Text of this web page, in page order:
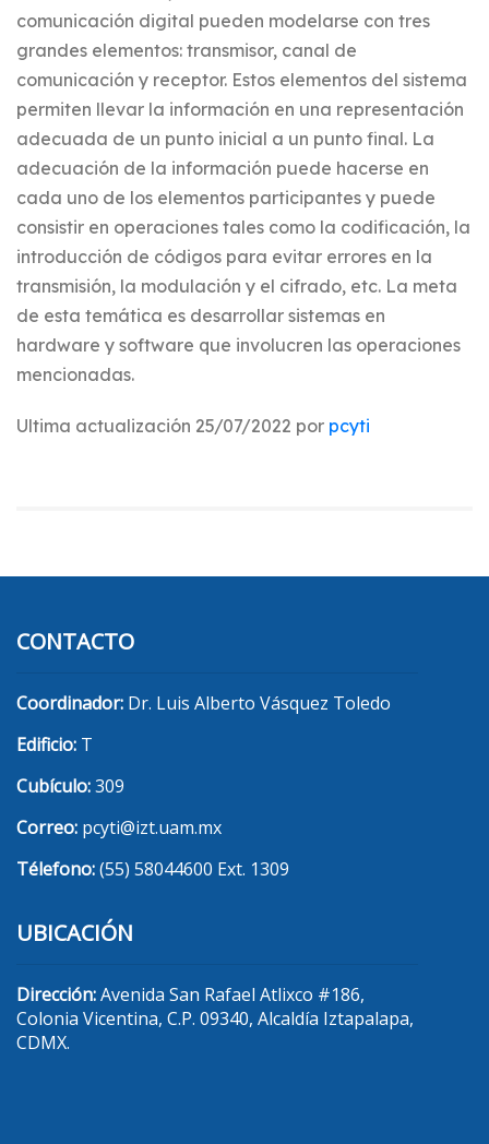
comunicación digital pueden modelarse con tres
grandes elementos: transmisor, canal de
comunicación y receptor. Estos elementos del sistema
permiten llevar la información en una representación
adecuada de un punto inicial a un punto final. La
adecuación de la información puede hacerse en
cada uno de los elementos participantes y puede
consistir en operaciones tales como la codificación, la
introducción de códigos para evitar errores en la
transmisión, la modulación y el cifrado, etc. La meta
de esta temática es desarrollar sistemas en
hardware y software que involucren las operaciones
mencionadas.
Ultima actualización 25/07/2022 por pcyti
CONTACTO
Coordinador: Dr. Luis Alberto Vásquez Toledo
Edificio: T
Cubículo:309
Correo: pcyti@izt.uam.mx
Télefono:(55) 58044600 Ext. 1309
UBICACIÓN
Dirección:Avenida San Rafael Atlixco #186,
Colonia Vicentina, C.P. 09340, Alcaldía Iztapalapa,
CDMX.